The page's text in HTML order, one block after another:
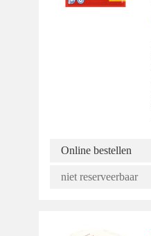
Online bestellen
niet reserveerbaar